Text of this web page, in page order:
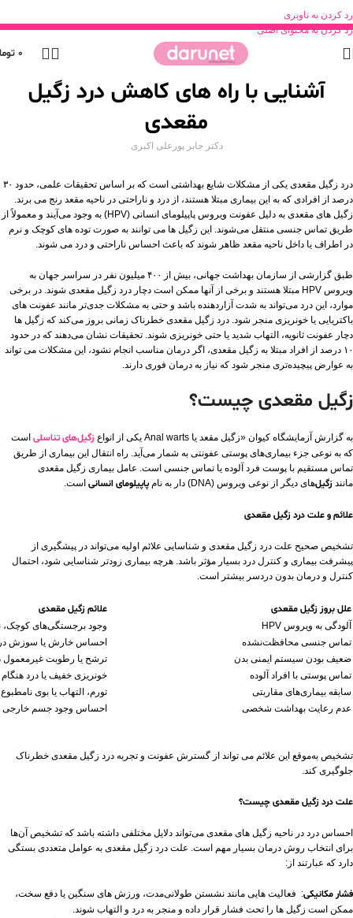
رد کردن به ناوبری
رد کردن به محتوای اصلی
0
آشنایی با راه‌ های کاهش درد زگیل
مقعدی
دکتر جابر پورعلی اکبری
درد زگیل مقعدی یکی از مشکلات شایع بهداشتی است که بر اساس تحقیقات علمی، حدود ۳۰
درصد از افرادی که به این بیماری مبتلا هستند، از درد و ناراحتی در ناحیه مقعد رنج می‌ برند.
زگیل‌ های مقعدی به دلیل عفونت ویروس پاپیلومای انسانی (HPV) به وجود می‌آیند و معمولاً از
طریق تماس جنسی منتقل می‌شوند. این زگیل‌ ها می‌ توانند به صورت توده‌ های کوچک و نرم
در اطراف یا داخل ناحیه مقعد ظاهر شوند که باعث احساس ناراحتی و درد می ‌شوند.
طبق گزارشی از سازمان بهداشت جهانی، بیش از ۴۰۰ میلیون نفر در سراسر جهان به
ویروس HPV مبتلا هستند و برخی از آنها ممکن است دچار درد زگیل مقعدی شوند. در برخی
موارد، این درد می‌تواند به شدت آزاردهنده باشد و حتی به مشکلات جدی‌تر مانند عفونت ‌های
باکتریایی یا خونریزی منجر شود. درد زگیل مقعدی خطرناک زمانی بروز می‌کند که زگیل ‌ها
دچار عفونت ثانویه، التهاب شدید یا حتی خونریزی شوند. تحقیقات نشان می‌دهند که در حدود
۱۰ درصد از افراد مبتلا به زگیل مقعدی، اگر درمان مناسب انجام نشود، این مشکلات می ‌تواند
به عوارض پیچیده‌تری منجر شود که نیاز به درمان فوری دارند.
زگیل مقعدی چیست؟
به گزارش آزمایشگاه کیوان «زگیل مقعد یا Anal warts یکی از انواع زگیل‌های تناسلی است
که به نوعی جزء بیماری‌های پوستی عفونتی به شمار می‌آید. راه انتقال این بیماری از طریق
تماس مستقیم با پوست فرد آلوده یا تماس جنسی است. عامل بیماری زگیل مقعدی
مانند زگیل‌های دیگر از نوعی ویروس (DNA) دار به نام پاپیلومای انسانی است.
علائم و علت درد زگیل مقعدی
تشخیص صحیح علت درد زگیل مقعدی و شناسایی علائم اولیه می‌تواند در پیشگیری از
پیشرفت بیماری و کنترل درد بسیار مؤثر باشد. هرچه بیماری زودتر شناسایی شود، احتمال
کنترل و درمان بدون دردسر بیشتر است.
علل بروز زگیل مقعدی علائم زگیل مقعدی
آلودگی به ویروس HPV
وجود برجستگی‌های کوچک،
تماس جنسی محافظت‌نشده
احساس خارش یا سوزش
ضعیف بودن سیستم ایمنی بدن
ترشح یا رطوبت غیرمعمول
تماس پوستی با افراد آلوده
خونریزی خفیف یا درد هنگام
سابقه بیماری‌های مقاربتی
تورم، التهاب یا بوی
عدم رعایت بهداشت شخصی
احساس وجود جسم خارجی
تشخیص به‌موقع این علائم می ‌تواند از گسترش عفونت و تجربه درد زگیل مقعدی خطرناک
جلوگیری کند.
علت درد زگیل مقعدی چیست؟
احساس درد در ناحیه زگیل‌ های مقعدی می‌تواند دلایل مختلفی داشته باشد که تشخیص آن‌ها
برای انتخاب روش درمان بسیار مهم است. علت درد زگیل مقعدی به عوامل متعددی بستگی
دارد که عبارتند از:
فشار مکانیکی: فعالیت‌ هایی مانند نشستن طولانی‌مدت، ورزش ‌های سنگین یا دفع سخت،
ممکن است زگیل ‌ها را تحت فشار قرار داده و منجر به درد و التهاب شوند.